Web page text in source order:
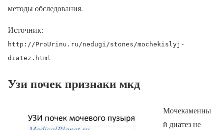
методы обследования.
Источник:
http://ProUrinu.ru/nedugi/stones/mochekislyj-
diatez.html
Узи почек признаки мкд
Мочекаменны
й диатез не